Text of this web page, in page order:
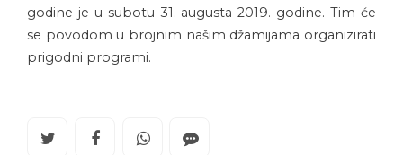
godine je u subotu 31. augusta 2019. godine. Tim će
se povodom u brojnim našim džamijama organizirati
prigodni programi.